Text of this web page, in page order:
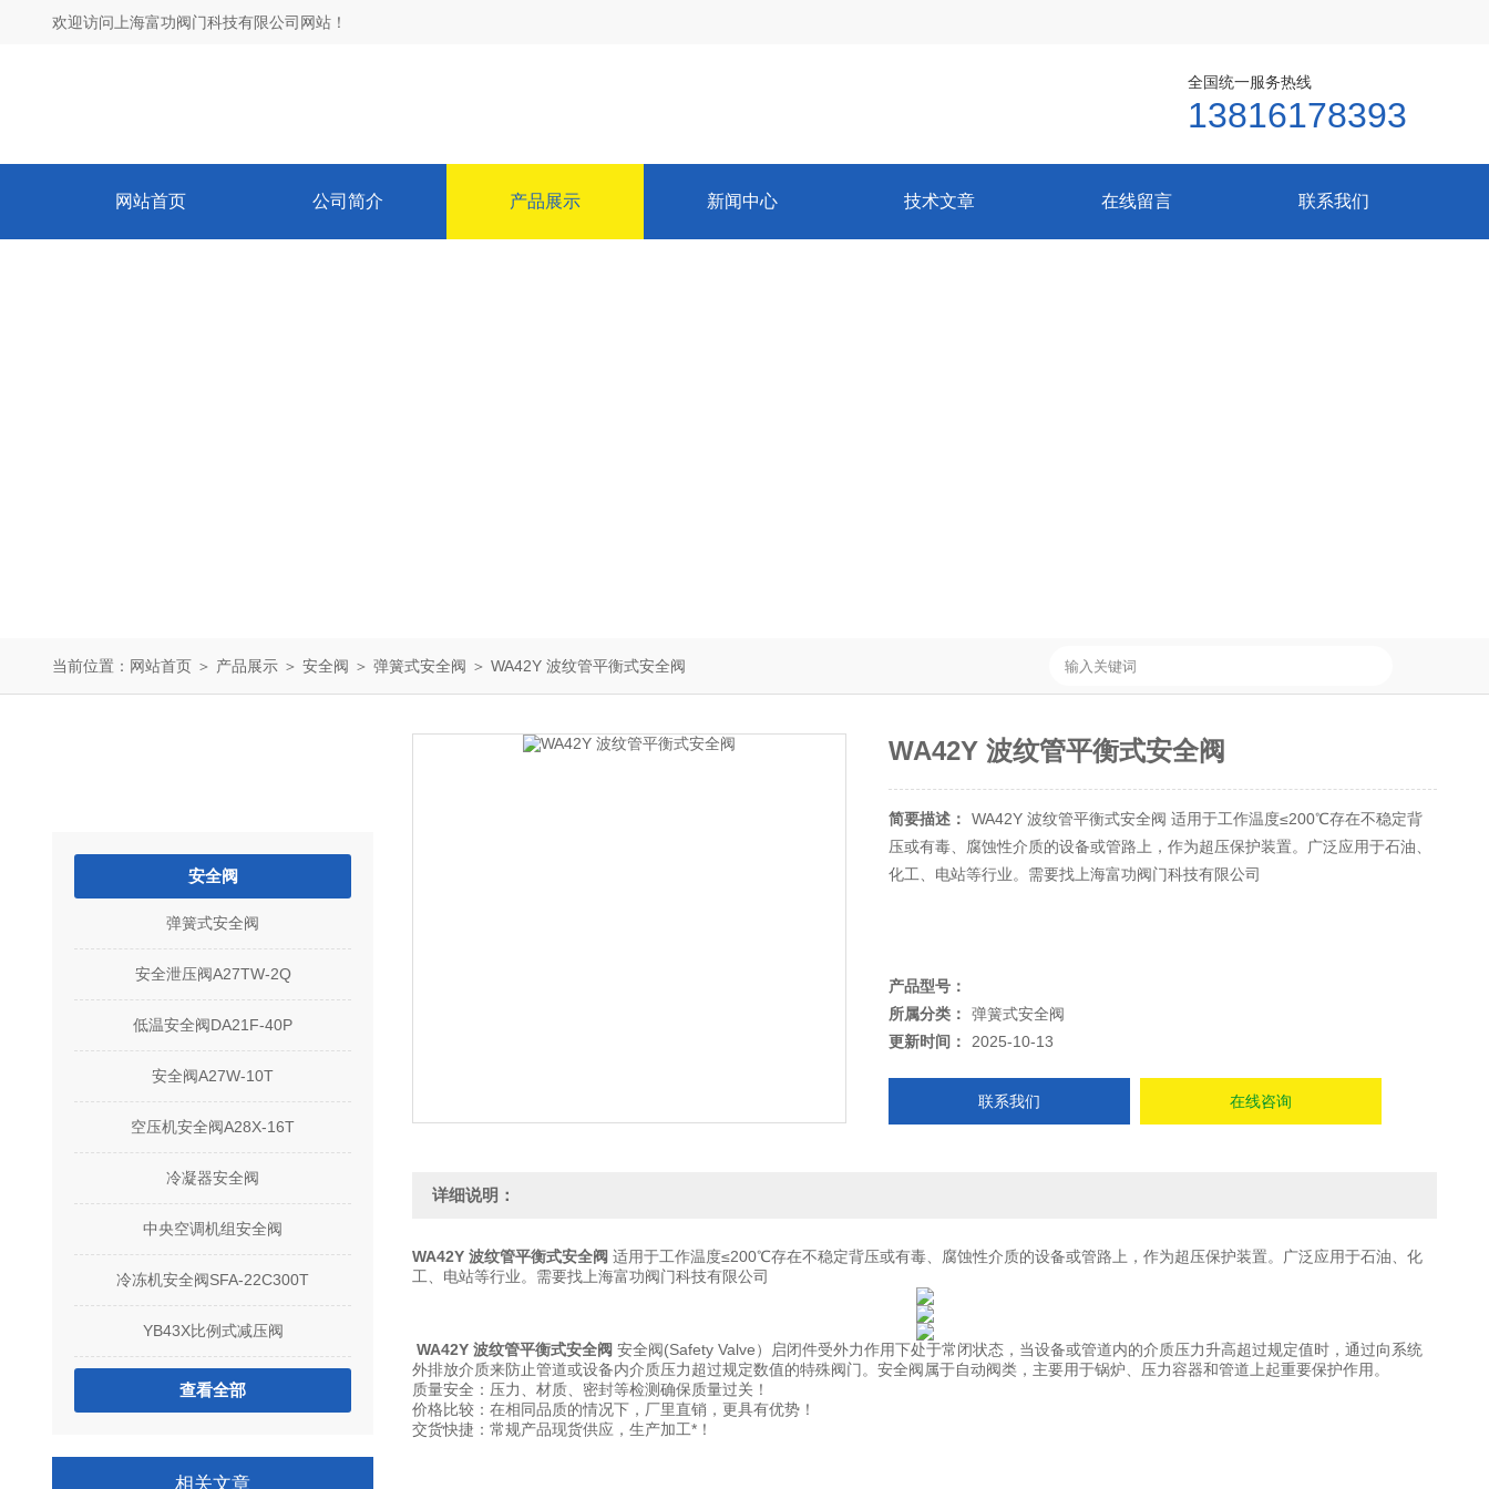
欢迎访问上海富功阀门科技有限公司网站！
全国统一服务热线
13816178393
网站首页 公司简介 产品展示 新闻中心 技术文章 在线留言 联系我们
当前位置： 网站首页 ＞ 产品展示 ＞ 安全阀 ＞ 弹簧式安全阀 ＞ WA42Y 波纹管平衡式安全阀
安全阀
弹簧式安全阀
安全泄压阀A27TW-2Q
低温安全阀DA21F-40P
安全阀A27W-10T
空压机安全阀A28X-16T
冷凝器安全阀
中央空调机组安全阀
冷冻机安全阀SFA-22C300T
YB43X比例式减压阀
查看全部
相关文章
WA42Y 波纹管平衡式安全阀
简要描述：
WA42Y 波纹管平衡式安全阀 适用于工作温度≤200℃存在不稳定背
压或有毒、腐蚀性介质的设备或管路上，作为超压保护装置。广泛应用于石油、
化工、电站等行业。需要找上海富功阀门科技有限公司
产品型号：
所属分类：
弹簧式安全阀
更新时间：
2025-10-13
联系我们 在线咨询
详细说明：
WA42Y 波纹管平衡式安全阀 适用于工作温度≤200℃存在不稳定背压或有毒、腐蚀性介质的设备或管路上，作为超压保护装置。广泛应用于石油、化
工、电站等行业。需要找上海富功阀门科技有限公司
WA42Y 波纹管平衡式安全阀 安全阀(Safety Valve）启闭件受外力作用下处于常闭状态，当设备或管道内的介质压力升高超过规定值时，通过向系统
外排放介质来防止管道或设备内介质压力超过规定数值的特殊阀门。安全阀属于自动阀类，主要用于锅炉、压力容器和管道上起重要保护作用。
质量安全：压力、材质、密封等检测确保质量过关！
价格比较：在相同品质的情况下，厂里直销，更具有优势！
交货快捷：常规产品现货供应，生产加工*！